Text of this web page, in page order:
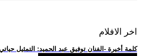
اخر الافلام
.. كلمة أخيرة -الفنان توفيق عبد الحميد: التمثيل